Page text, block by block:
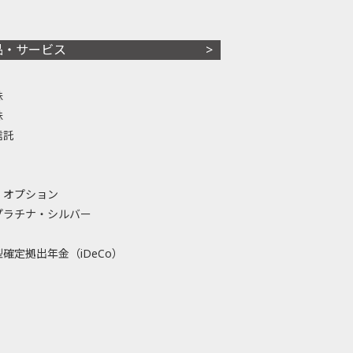
・サービス
託
プション
ラチナ・シルバー
定拠出年金（iDeCo）